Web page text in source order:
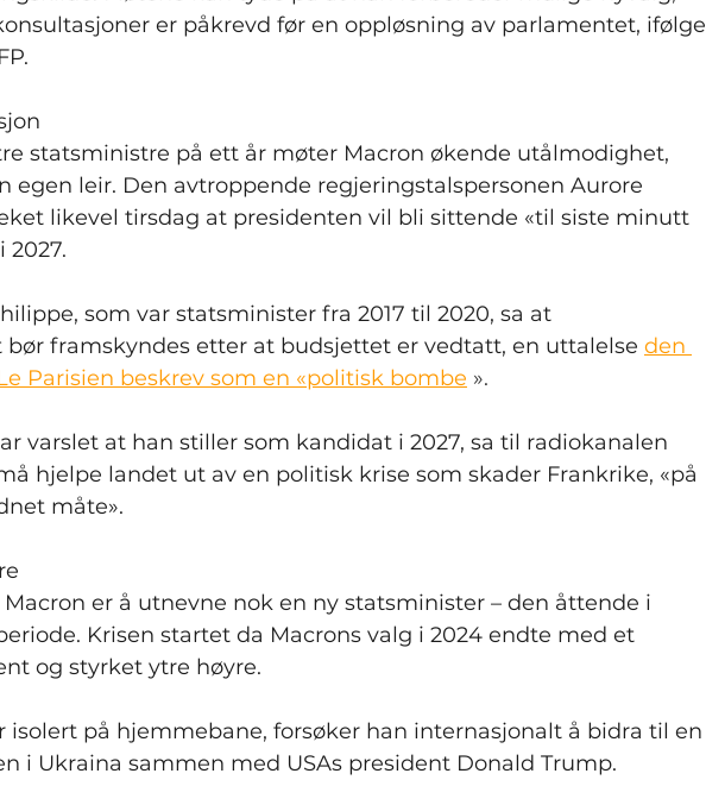
er påkrevd før en oppløsning av parlamentet, ifølge
statsministre på ett år møter Macron økende utålmodighet,
egen leir. Den avtroppende regjerings­talspersonen Aurore
likevel tirsdag at presidenten vil bli sittende «til siste minutt
2027.
som var statsminister fra 2017 til 2020, sa at
bør framskyndes etter at budsjettet er vedtatt, en uttalelse den
Parisien beskrev som en «politisk bombe ».
varslet at han stiller som kandidat i 2027, sa til radiokanalen
hjelpe landet ut av en politisk krise som skader Frankrike, «på
måte».
er å utnevne nok en ny statsminister – den åttende i
Krisen startet da Macrons valg i 2024 endte med et
og styrket ytre høyre.
isolert på hjemmebane, forsøker han internasjonalt å bidra til en
i Ukraina sammen med USAs president Donald Trump.